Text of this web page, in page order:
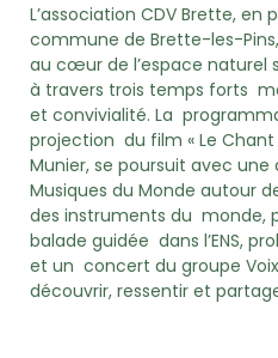
L’association CDV Brette,
commune de Brette-les-
au cœur de l’espace naturel
à travers trois temps forts
et convivialité. La
projection du film « Le
Munier, se poursuit avec une
Musiques du Monde autour
des instruments du monde,
balade guidée dans l’ENS,
et un concert du groupe
découvrir, ressentir et